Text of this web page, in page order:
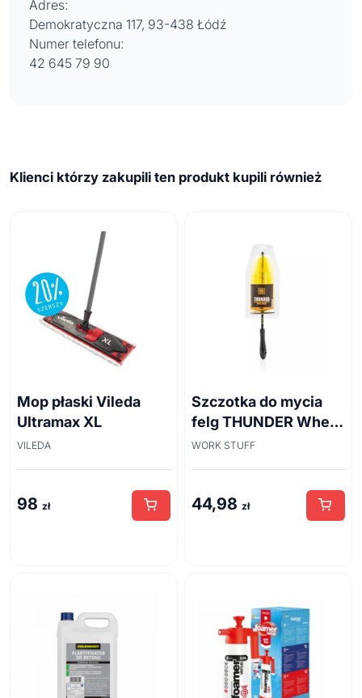
Adres:
Demokratyczna 117, 93-438 Łódź
Numer telefonu:
42 645 79 90
Klienci którzy zakupili ten produkt kupili również
Mop płaski Vileda
Ultramax XL
VILEDA
98 zł
Szczotka do mycia
felg THUNDER Wheel
Brush 45cm
WORK STUFF
44,98 zł